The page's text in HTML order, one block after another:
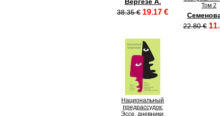
38.35 € 19.17 €
Том 2
22.80 €
Национальный
предрассудок:
Эссе, дневники,